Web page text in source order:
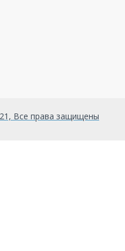
Все права защищены